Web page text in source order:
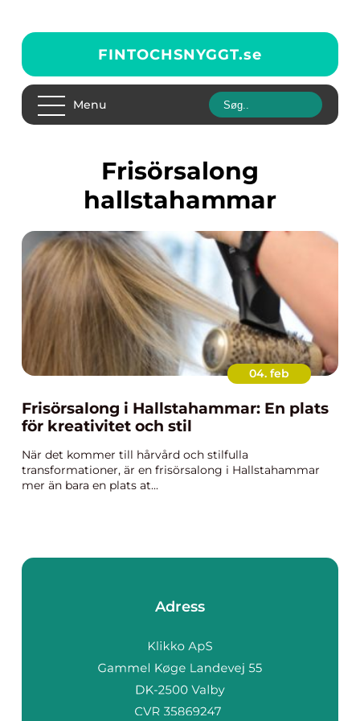
FINTOCHSNYGGT.se
Menu
frisörsalong
hallstahammar
04. feb
Frisörsalong i Hallstahammar: En plats
för kreativitet och stil
När det kommer till hårvård och stilfulla
transformationer, är en frisörsalong i Hallstahammar
mer än bara en plats at...
Adress